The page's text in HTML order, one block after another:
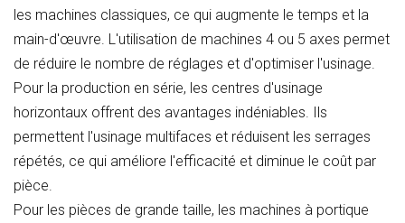
les machines classiques, ce qui augmente le temps et la
main-d'œuvre. L'utilisation de machines 4 ou 5 axes permet
de réduire le nombre de réglages et d'optimiser l'usinage.
Pour la production en série, les centres d'usinage
horizontaux offrent des avantages indéniables. Ils
permettent l'usinage multifaces et réduisent les serrages
répétés, ce qui améliore l'efficacité et diminue le coût par
pièce.
Pour les pièces de grande taille, les machines à portique